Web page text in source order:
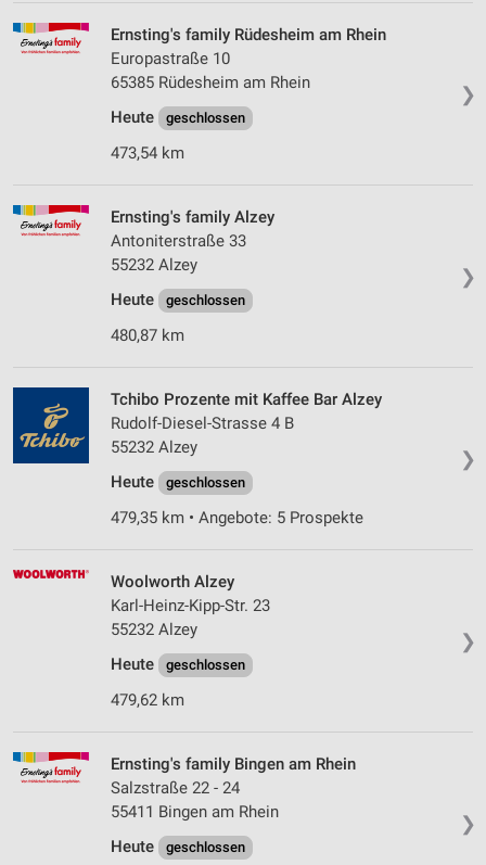
❯
Ernsting's family Rüdesheim am Rhein
Europastraße 10
65385 Rüdesheim am Rhein
Heute
geschlossen
473,54 km
❯
Ernsting's family Alzey
Antoniterstraße 33
55232 Alzey
Heute
geschlossen
480,87 km
❯
Tchibo Prozente mit Kaffee Bar Alzey
Rudolf-Diesel-Strasse 4 B
55232 Alzey
Heute
geschlossen
479,35 km • Angebote: 5 Prospekte
❯
Woolworth Alzey
Karl-Heinz-Kipp-Str. 23
55232 Alzey
Heute
geschlossen
479,62 km
❯
Ernsting's family Bingen am Rhein
Salzstraße 22 - 24
55411 Bingen am Rhein
Heute
geschlossen